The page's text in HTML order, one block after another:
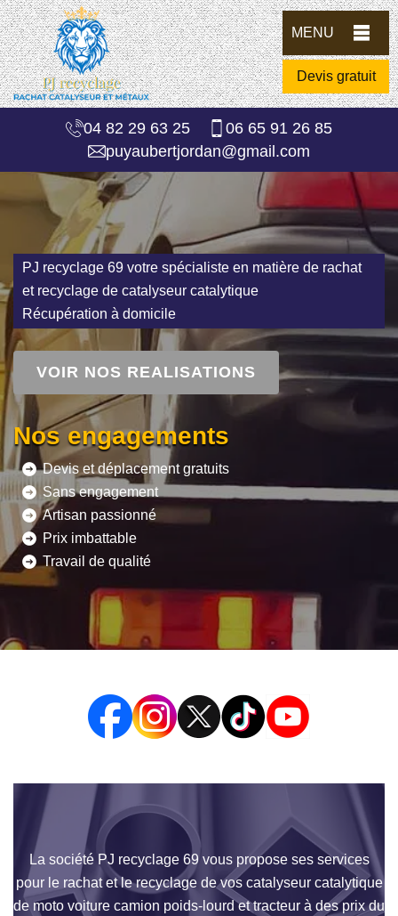
MENU
Devis gratuit
04 82 29 63 25
06 65 91 26 85
puyaubertjordan@gmail.com
PJ recyclage 69 votre spécialiste en matière de rachat
et recyclage de catalyseur catalytique
Récupération à domicile
VOIR NOS REALISATIONS
Nos engagements
Devis et déplacement gratuits
Sans engagement
Artisan passionné
Prix imbattable
Travail de qualité
La société PJ recyclage 69 vous propose ses services
pour le rachat et le recyclage de vos catalyseur catalytique
de moto voiture camion poids-lourd et tracteur à des prix du